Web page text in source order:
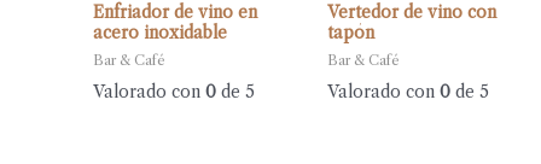
Enfriador de vino en
acero inoxidable
Bar & Café
Valorado con0 de 5
Vertedor de vino con
tapón
Bar & Café
Valorado con 0de 5